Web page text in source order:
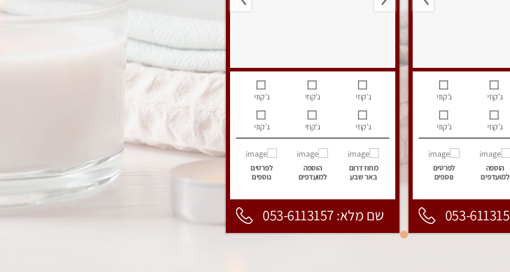
ג’קוזי ג’קוזי
ג’קוזי ג’קוזי
הוספה
למועדפים
לפרטים
נוספים
ג’קוזי ג’קוזי ג’קוזי
ג’קוזי ג’קוזי ג’קוזי
מחוז דרום
באר שבע
הוספה
למועדפים
לפרטים
נוספים
שם מלא: 053-6113157